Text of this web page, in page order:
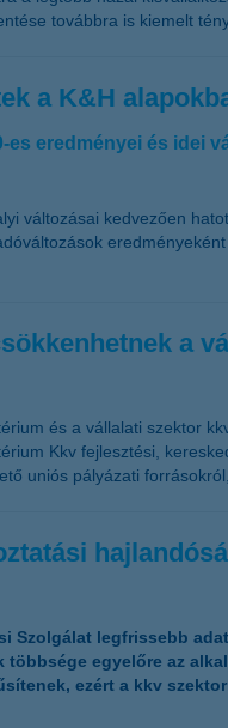
továbbra is kiemelt
a K&H
es eredményei és idei
változásai kedvezően
a
és a vállalati szektor
Kkv fejlesztési,
uniós pályázati
Szolgálat legfrissebb
többsége egyelőre az
ezért a kkv